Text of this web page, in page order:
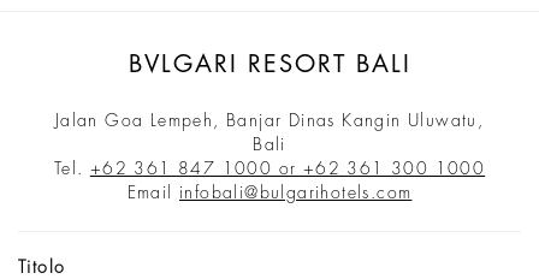
BVLGARI RESORT BALI
Jalan Goa Lempeh, Banjar Dinas Kangin Uluwatu,
Bali
Tel.
+62 361 847 1000 or +62 361 300 1000
Email
infobali@bulgarihotels.com
Titolo